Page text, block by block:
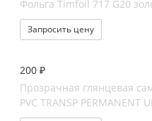
Фольга Timfoil 717 G20
Запросить цену
200 ₽
Прозрачная глянцевая
PVC TRANSP PERMANENT